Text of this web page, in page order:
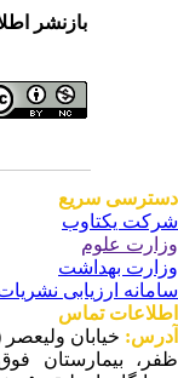
بازنشر
سریع
یکتاوب
علوم
بهداشت
ارزیابی نشریات
تماس
خیابان ولیعصر
بیمارستان